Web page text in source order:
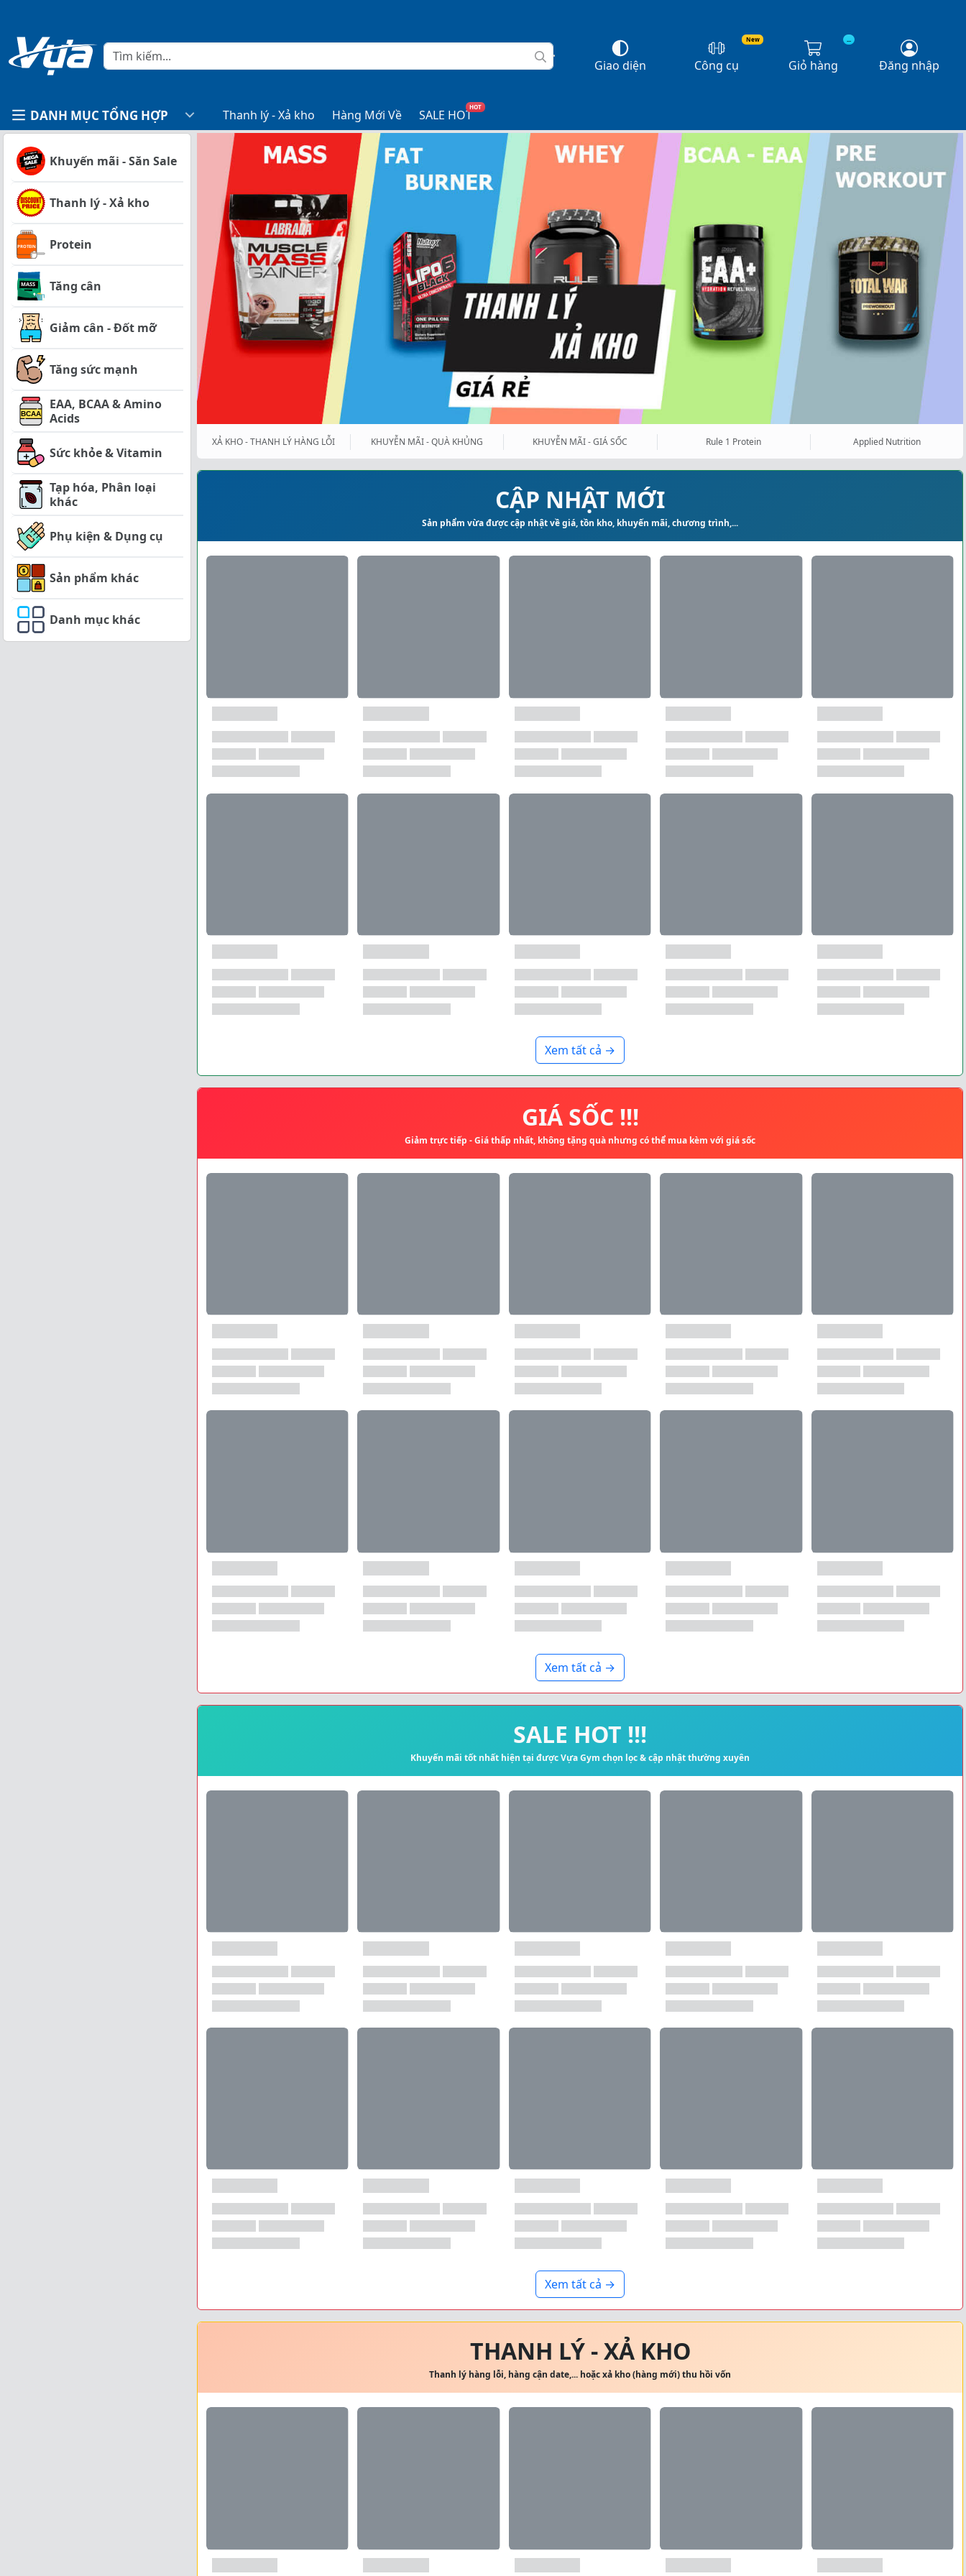
Giao diện
New
Công cụ
...
Giỏ hàng Đăng nhập
DANH MỤC TỔNG HỢP Thanh lý - Xả kho Hàng Mới Về SALE HOT
HOT
Khuyến mãi - Săn Sale
Thanh lý - Xả kho
Protein
Tăng cân
Giảm cân - Đốt mỡ
Tăng sức mạnh
EAA, BCAA & Amino
Acids
Sức khỏe & Vitamin
Tạp hóa, Phân loại
khác
Phụ kiện & Dụng cụ
Sản phẩm khác
Danh mục khác
XẢ KHO - THANH LÝ HÀNG LỖI KHUYỄN MÃI - QUÀ KHỦNG KHUYỄN MÃI - GIÁ SỐC Rule 1 Protein Applied Nutrition
CẬP NHẬT MỚI
Sản phẩm vừa được cập nhật về giá, tồn kho, khuyến mãi, chương trình,...
Xem tất cả →
GIÁ SỐC !!!
Giảm trực tiếp - Giá thấp nhất, không tặng quà nhưng có thể mua kèm với giá sốc
Xem tất cả →
SALE HOT !!!
Khuyến mãi tốt nhất hiện tại được Vựa Gym chọn lọc & cập nhật thường xuyên
Xem tất cả →
THANH LÝ - XẢ KHO
Thanh lý hàng lỗi, hàng cận date,... hoặc xả kho (hàng mới) thu hồi vốn